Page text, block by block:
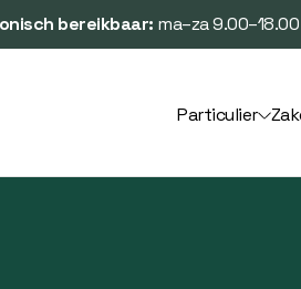
bereikbaar: ma–za 9.00–18.00
Particulier